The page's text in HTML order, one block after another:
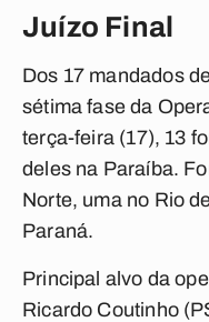
Juízo Final
Dos 17 mandados
sétima fase da
terça-feira (17), 13
deles na Paraíba.
Norte, uma no Rio
Paraná.
Principal alvo da
Ricardo Coutinho